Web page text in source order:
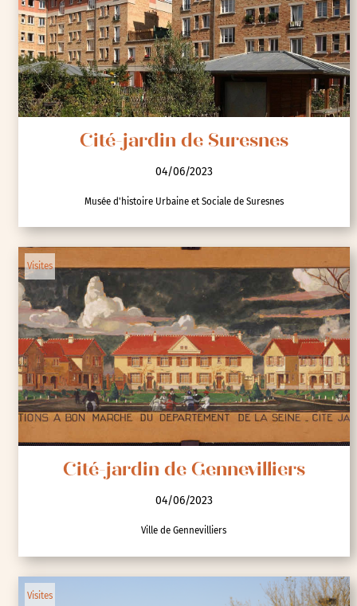
Cité-jardin de Suresnes
04/06/2023
Musée d'histoire Urbaine et Sociale de Suresnes
Visites
Cité-jardin de Gennevilliers
04/06/2023
Ville de Gennevilliers
Visites